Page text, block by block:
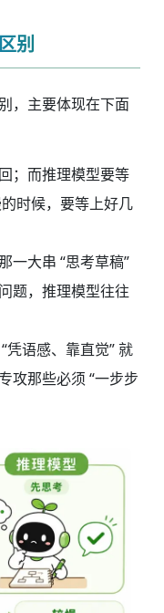
别
，主要体现在下面
；而推理模型要等
时候，要等上好几
一大串 “思考草稿”
题，推理模型往往
凭语感、靠直觉” 就
攻那些必须 “一步步